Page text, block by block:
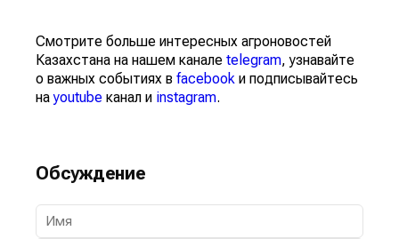
Смотрите больше интересных агроновостей
Казахстана на нашем канале telegram, узнавайте
о важных событиях в facebook и подписывайтесь
наyoutube канал и instagram.
Обсуждение